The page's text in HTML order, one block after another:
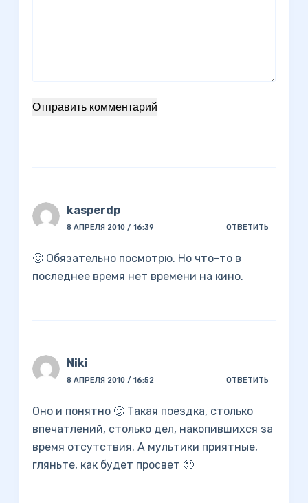
Отправить комментарий
kasperdp
8 АПРЕЛЯ 2010 / 16:39 ОТВЕТИТЬ
🙂 Обязательно посмотрю. Но что-то в
последнее время нет времени на кино.
Niki
8 АПРЕЛЯ 2010 / 16:52 ОТВЕТИТЬ
Оно и понятно 🙂 Такая поездка, столько
впечатлений, столько дел, накопившихся за
время отсутствия. А мультики приятные,
гляньте, как будет просвет 🙂